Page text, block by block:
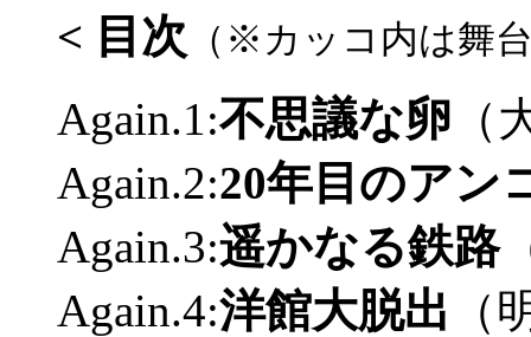
< 目次 （※カッコ内は舞
Again.1:不思議な卵 （
Again.2:20年目のアン
Again.3:遥かなる鉄路
Again.4:洋館大脱出 （